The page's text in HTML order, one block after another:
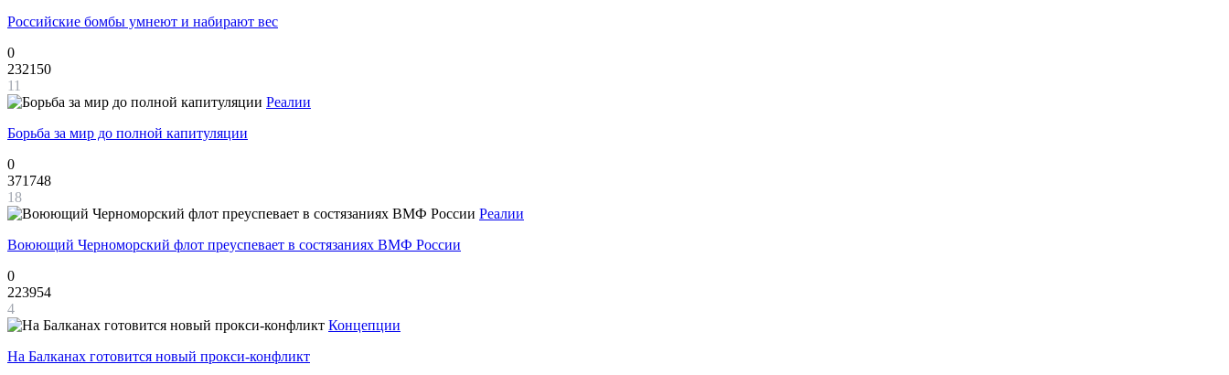
Российские бомбы умнеют и набирают вес
0
232150
11
Реалии
Борьба за мир до полной капитуляции
0
371748
18
Реалии
Воюющий Черноморский флот преуспевает в состязаниях ВМФ России
0
223954
4
Концепции
На Балканах готовится новый прокси-конфликт